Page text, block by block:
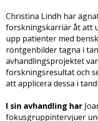
Christina Lindh har
forskningskarriär åt att
upp patienter med
röntgenbilder tagna i
avhandlingsprojektet
forskningsresultat och
att applicera dessa i
I sin avhandling har
fokusgrupp­intervjuer